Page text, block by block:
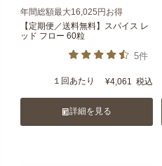
年間総額最大16,025円お得
【定期便／送料無料】スパイス レ
ッド フロー 60粒
5件
１回あたり ¥4,061 税込
詳細を見る